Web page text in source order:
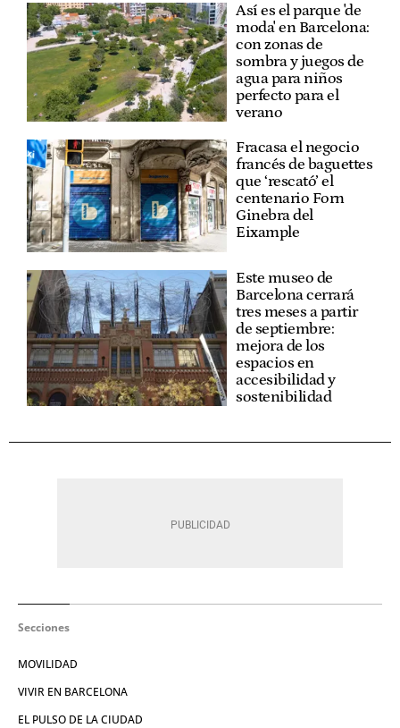
Así es el parque 'de
moda' en Barcelona:
con zonas de
sombra y juegos de
agua para niños
perfecto para el
verano
Fracasa el negocio
francés de baguettes
que ‘rescató’ el
centenario Forn
Ginebra del
Eixample
Este museo de
Barcelona cerrará
tres meses a partir
de septiembre:
mejora de los
espacios en
accesibilidad y
sostenibilidad
Secciones
MOVILIDAD
VIVIR EN BARCELONA
EL PULSO DE LA CIUDAD